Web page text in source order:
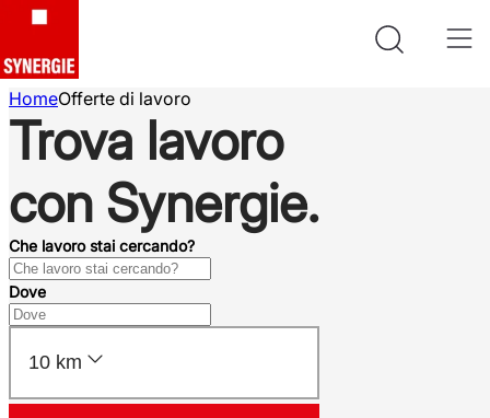
HomeOfferte di lavoro
Trova lavoro
con Synergie.
Che lavoro stai cercando?
Dove
10 km